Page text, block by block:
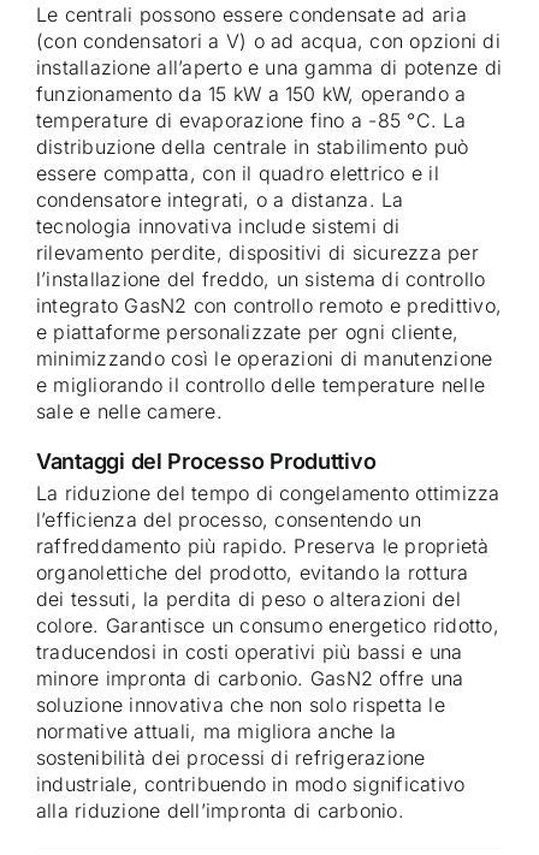
Le centrali possono essere condensate ad aria
(con condensatori a V) o ad acqua, con opzioni di
installazione all’aperto e una gamma di potenze di
funzionamento da 15 kW a 150 kW, operando a
temperature di evaporazione fino a -85 °C. La
distribuzione della centrale in stabilimento può
essere compatta, con il quadro elettrico e il
condensatore integrati, o a distanza. La
tecnologia innovativa include sistemi di
rilevamento perdite, dispositivi di sicurezza per
l’installazione del freddo, un sistema di controllo
integrato GasN2 con controllo remoto e predittivo,
e piattaforme personalizzate per ogni cliente,
minimizzando così le operazioni di manutenzione
e migliorando il controllo delle temperature nelle
sale e nelle camere.
Vantaggi del Processo Produttivo
La riduzione del tempo di congelamento ottimizza
l’efficienza del processo, consentendo un
raffreddamento più rapido. Preserva le proprietà
organolettiche del prodotto, evitando la rottura
dei tessuti, la perdita di peso o alterazioni del
colore. Garantisce un consumo energetico ridotto,
traducendosi in costi operativi più bassi e una
minore impronta di carbonio. GasN2 offre una
soluzione innovativa che non solo rispetta le
normative attuali, ma migliora anche la
sostenibilità dei processi di refrigerazione
industriale, contribuendo in modo significativo
alla riduzione dell’impronta di carbonio.